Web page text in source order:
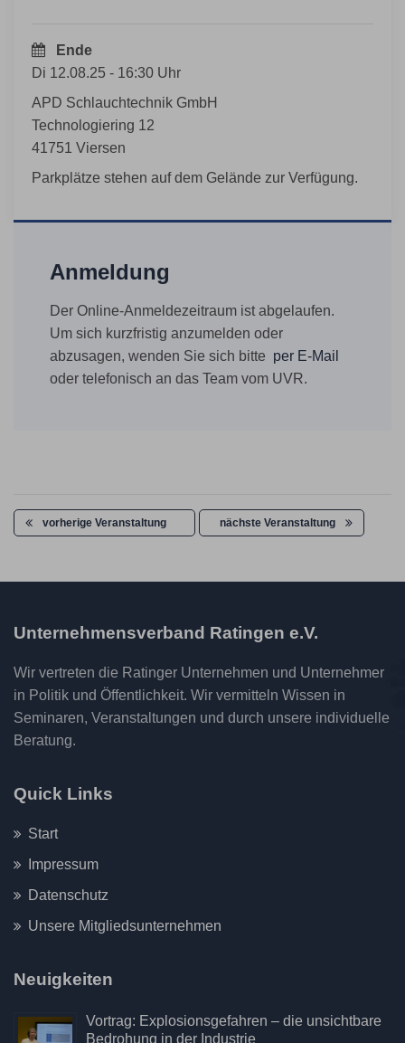
Ende
Di 12.08.25 - 16:30 Uhr
APD Schlauchtechnik GmbH
Technologiering 12
41751 Viersen
Parkplätze stehen auf dem Gelände zur Verfügung.
Anmeldung
Der Online-Anmeldezeitraum ist abgelaufen.
Um sich kurzfristig anzumelden oder
abzusagen, wenden Sie sich bitte per E-Mail
oder telefonisch an das Team vom UVR.
vorherige Veranstaltung nächste Veranstaltung
Unternehmensverband Ratingen e.V.
Wir vertreten die Ratinger Unternehmen und Unternehmer
in Politik und Öffentlichkeit. Wir vermitteln Wissen in
Seminaren, Veranstaltungen und durch unsere individuelle
Beratung.
Quick Links
Start
Impressum
Datenschutz
Unsere Mitgliedsunternehmen
Neuigkeiten
Vortrag: Explosionsgefahren – die unsichtbare
Bedrohung in der Industrie